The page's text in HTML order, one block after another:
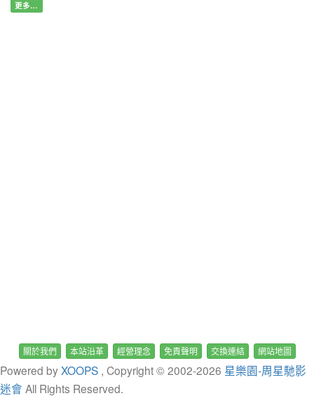
更多…
關於我們 本站沿革 經營理念 免責聲明 交換連結 網站地圖
Powered byXOOPS , Copyright © 2002-2026 星樂園-周星馳影
迷會 All Rights Reserved.